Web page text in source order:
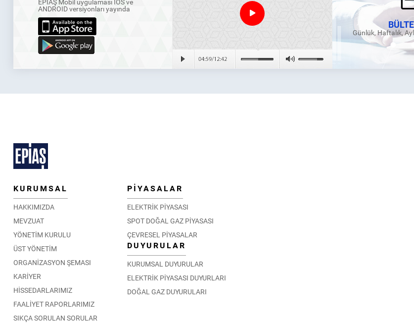
EPİAŞ Mobil uygulaması IOS ve
ANDROID versiyonları yayında
Günlük, Haftalık,
KURUMSAL
HAKKIMIZDA
MEVZUAT
YÖNETİM KURULU
ÜST YÖNETİM
ORGANİZASYON ŞEMASI
KARİYER
HİSSEDARLARIMIZ
FAALİYET RAPORLARIMIZ
SIKÇA SORULAN SORULAR
PİYASALAR
ELEKTRİK PİYASASI
SPOT DOĞAL GAZ PİYASASI
ÇEVRESEL PİYASALAR
DUYURULAR
KURUMSAL DUYURULAR
ELEKTRİK PİYASASI DUYURLARI
DOĞAL GAZ DUYURULARI